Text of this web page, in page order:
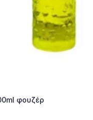
φουζέρ